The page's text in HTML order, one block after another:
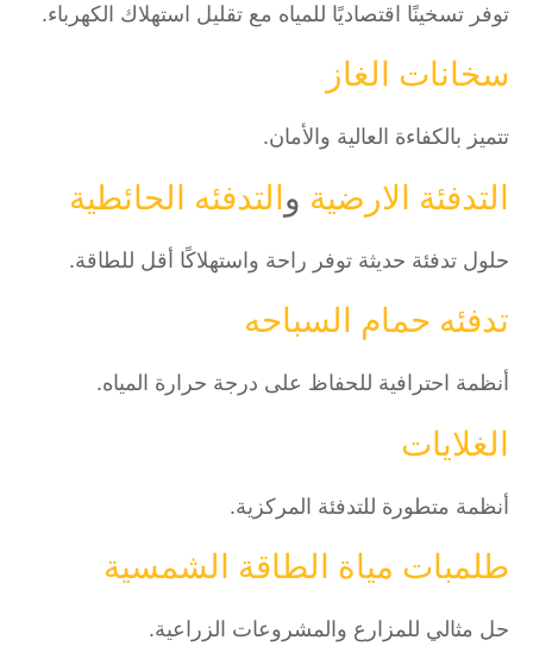
توفر تسخينًا اقتصاديًا للمياه مع تقليل استهلاك الكهرباء.
سخانات الغاز
تتميز بالكفاءة العالية والأمان.
التدفئة الارضيةو التدفئه الحائطية
حلول تدفئة حديثة توفر راحة واستهلاكًا أقل للطاقة.
تدفئه حمام السباحه
أنظمة احترافية للحفاظ على درجة حرارة المياه.
الغلايات
أنظمة متطورة للتدفئة المركزية.
طلمبات مياة الطاقة الشمسية
حل مثالي للمزارع والمشروعات الزراعية.